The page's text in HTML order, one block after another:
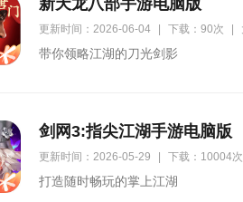
新天龙八部手游电脑版
更新时间：2026-06-04 下载：90次
带你领略江湖的刀光剑影
剑网3:指尖江湖手游电脑版
更新时间：2026-05-29 下载：10004次
打造随时畅玩的掌上江湖